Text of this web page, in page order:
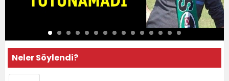
Neler Söylendi?